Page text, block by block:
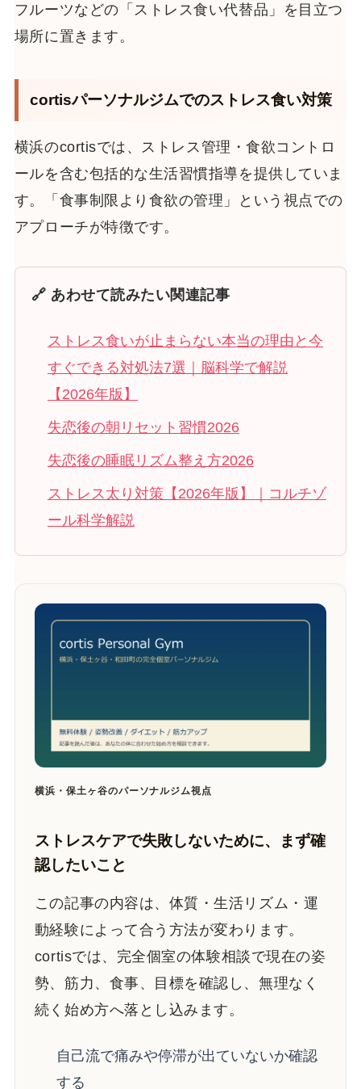
フルーツなどの「ストレス食い代替品」を目立つ
場所に置きます。
cortisパーソナルジムでのストレス食い対策
横浜のcortisでは、ストレス管理・食欲コントロ
ールを含む包括的な生活習慣指導を提供していま
す。「食事制限より食欲の管理」という視点での
アプローチが特徴です。
🔗 あわせて読みたい関連記事
ストレス食いが止まらない本当の理由と今
すぐできる対処法7選｜脳科学で解説
【2026年版】
失恋後の朝リセット習慣2026
失恋後の睡眠リズム整え方2026
ストレス太り対策【2026年版】｜コルチゾ
ール科学解説
横浜・保土ヶ谷のパーソナルジム視点
ストレスケアで失敗しないために、まず確
認したいこと
この記事の内容は、体質・生活リズム・運
動経験によって合う方法が変わります。
cortisでは、完全個室の体験相談で現在の姿
勢、筋力、食事、目標を確認し、無理なく
続く始め方へ落とし込みます。
自己流で痛みや停滞が出ていないか確認
する